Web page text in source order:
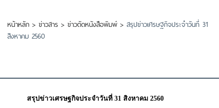
หน้าหลัก > ข่าวสาร > ข่าวตัดหนังสือพิมพ์ > สรุปข่าวเศรษฐกิจประจำวันที่ 31
สิงหาคม 2560
สรุปข่าวเศรษฐกิจประจำวันที่ 31 สิงหาคม 2560